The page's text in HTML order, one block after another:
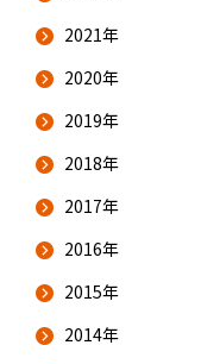
2021年
2020年
2019年
2018年
2017年
2016年
2015年
2014年